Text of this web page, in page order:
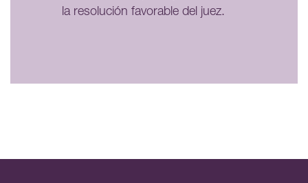
la resolución favorable del juez.